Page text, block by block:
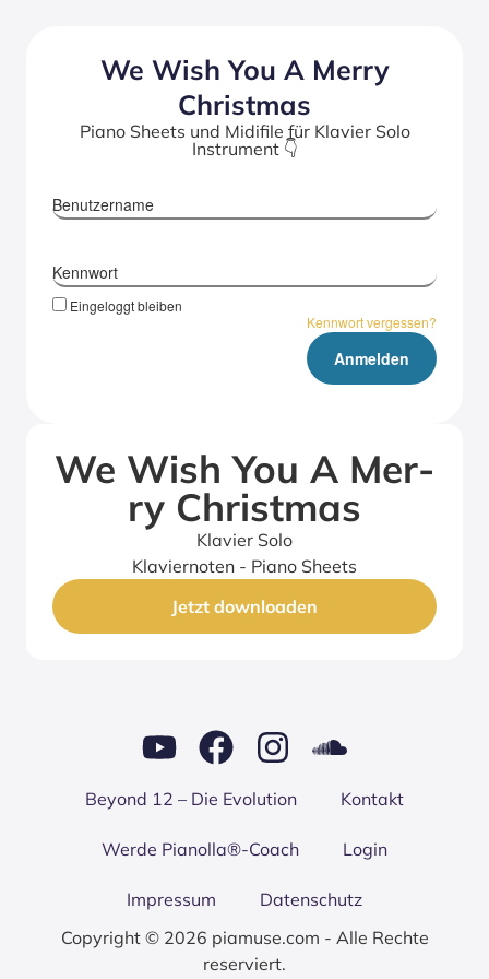
We Wish You A Mer­ry
Christ­mas
Piano Sheets und Midifile für Klavier Solo
Instrument 👇
Benutzername
Kennwort
Eingeloggt bleiben
Kennwort vergessen?
We Wish You A Mer­
ry Christ­mas
Klavier Solo
Klaviernoten - Piano Sheets
Jetzt downloaden
Bey­ond 12 – Die Evo­lu­ti­on Kon­takt
Wer­de Pianolla®-Coach Log­in
Impres­sum
Daten­schutz
Copyright © 2026 piamuse.com - Alle Rechte
reserviert.